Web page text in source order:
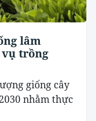
lâm
trồng
giống cây
nhằm thực